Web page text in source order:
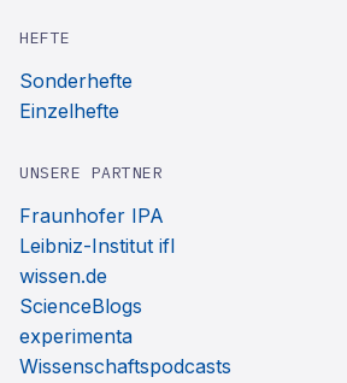
HEFTE
Sonderhefte
Einzelhefte
UNSERE PARTNER
Fraunhofer IPA
Leibniz-Institut ifl
wissen.de
ScienceBlogs
experimenta
Wissenschaftspodcasts